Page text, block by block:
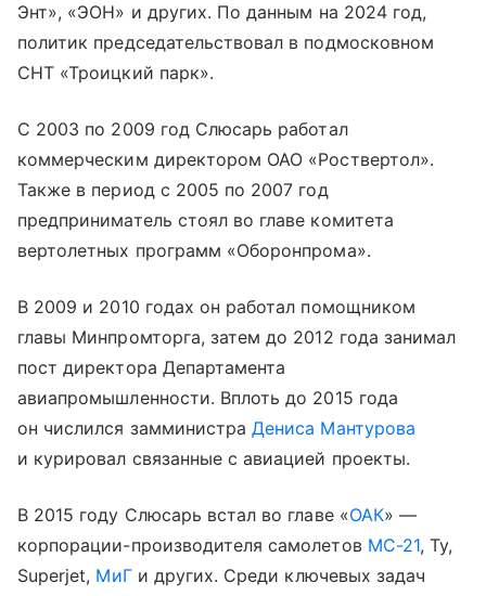
Энт», «ЭОН» и других. По данным на 2024 год,
политик председательствовал в подмосковном
СНТ «Троицкий парк».
С 2003 по 2009 год Слюсарь работал
коммерческим директором ОАО «Роствертол».
Также в период с 2005 по 2007 год
предприниматель стоял во главе комитета
вертолетных программ «Оборонпрома».
В 2009 и 2010 годах он работал помощником
главы Минпромторга, затем до 2012 года занимал
пост директора Департамента
авиапромышленности. Вплоть до 2015 года
он числился замминистраДениса Мантурова
и курировал связанные с авиацией проекты.
В 2015 году Слюсарь встал во главе «ОАК» —
корпорации-производителя самолетов МС-21, Ту,
Superjet, МиГи других. Среди ключевых задач